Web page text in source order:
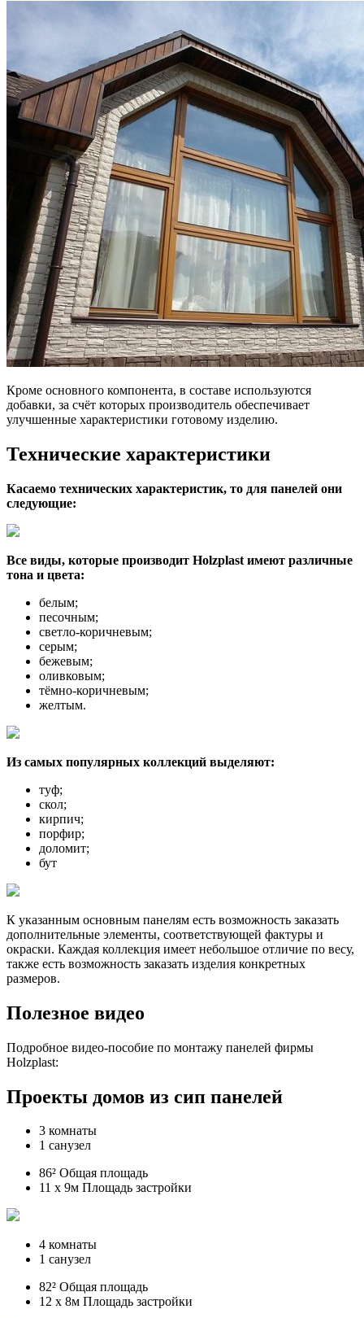
Кроме основного компонента, в составе используются
добавки, за счёт которых производитель обеспечивает
улучшенные характеристики готовому изделию.
Технические характеристики
Касаемо технических характеристик, то для панелей они
следующие:
Все виды, которые производит Holzplast имеют различные
тона и цвета:
белым;
песочным;
светло-коричневым;
серым;
бежевым;
оливковым;
тёмно-коричневым;
желтым.
Из самых популярных коллекций выделяют:
туф;
скол;
кирпич;
порфир;
доломит;
бут
К указанным основным панелям есть возможность заказать
дополнительные элементы, соответствующей фактуры и
окраски. Каждая коллекция имеет небольшое отличие по весу,
также есть возможность заказать изделия конкретных
размеров.
Полезное видео
Подробное видео-пособие по монтажу панелей фирмы
Holzplast:
Проекты домов из сип панелей
3 комнаты
1 санузел
86² Общая площадь
11 x 9м Площадь застройки
4 комнаты
1 санузел
82² Общая площадь
12 x 8м Площадь застройки